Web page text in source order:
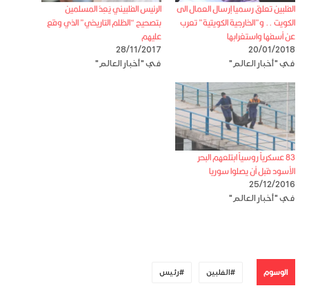
الفلبين تعلق رسميا إرسال العمال الى
الكويت .. و”الخارجية الكويتية” تعرب
عن أسفها واستغرابها
20/01/2018
في "أخبار العالم"
الرئيس الفلبيني يَعِدُ المسلمين
بتصحيح “الظلم التاريخي” الذي وقع
عليهم
28/11/2017
في "أخبار العالم"
83 عسكرياً روسياً ابتلعهم البحر
الأسود قبل أن يصلوا سوريا
25/12/2016
في "أخبار العالم"
الوسوم الفلبين رئيس